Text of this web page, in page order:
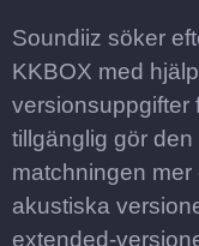
Soundiiz söker
KKBOX med
versionsuppgifter
tillgänglig gör
matchningen mer
akustiska
extended-